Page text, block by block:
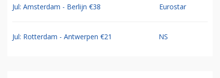
Jul: Amsterdam - Berlijn €38 Eurostar
Jul: Rotterdam - Antwerpen €21 NS